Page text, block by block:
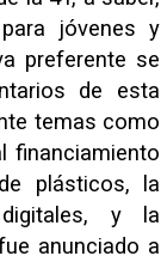
jóvenes y
preferente se
de esta
temas como
financiamiento
plásticos, la
y la
anunciado a